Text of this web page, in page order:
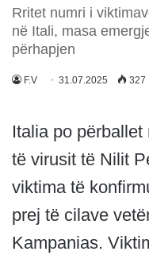
Rritet numri i
në Itali, masa
përhapjen
F.V 31.07.2025 327
Italia po
të virusit të Nilit
viktima të
prej të cilave
Kampanias.